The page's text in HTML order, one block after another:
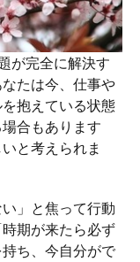
が完全に解決す
たは今、仕事や
抱えている状態
合もあります
と考えられま
」と焦って行動
期が来たら必ず
ち、今自分がで